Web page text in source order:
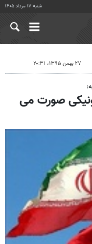
شنبه ۱۷ مرداد ۱۴۰۵
۲۷ بهمن ۱۳۹۵، ۲۰:۳۱
صورت می